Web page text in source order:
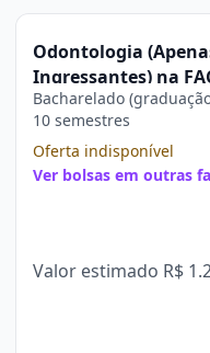
Odontologia
Ingressantes) na
Faculdade Paulo
Bacharelado
10 semestres
Oferta indisponível
Ver bolsas em outras
Valor estimado R$